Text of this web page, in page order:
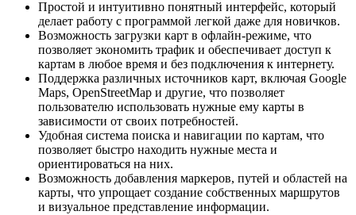
Простой и интуитивно понятный интерфейс, который
делает работу с программой легкой даже для новичков.
Возможность загрузки карт в офлайн-режиме, что
позволяет экономить трафик и обеспечивает доступ к
картам в любое время и без подключения к интернету.
Поддержка различных источников карт, включая Google
Maps, OpenStreetMap и другие, что позволяет
пользователю использовать нужные ему карты в
зависимости от своих потребностей.
Удобная система поиска и навигации по картам, что
позволяет быстро находить нужные места и
ориентироваться на них.
Возможность добавления маркеров, путей и областей на
карты, что упрощает создание собственных маршрутов
и визуальное представление информации.